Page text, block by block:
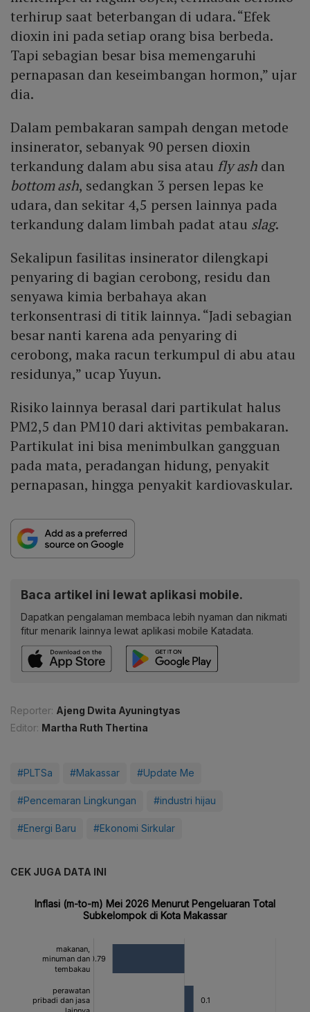
terhirup saat beterbangan di udara. “Efek
dioxin ini pada setiap orang bisa berbeda.
Tapi sebagian besar bisa memengaruhi
pernapasan dan keseimbangan hormon,” ujar
dia.
Dalam pembakaran sampah dengan metode
insinerator, sebanyak 90 persen dioxin
terkandung dalam abu sisa atau fly ash dan
bottom ash, sedangkan 3 persen lepas ke
udara, dan sekitar 4,5 persen lainnya pada
terkandung dalam limbah padat atau slag.
Sekalipun fasilitas insinerator dilengkapi
penyaring di bagian cerobong, residu dan
senyawa kimia berbahaya akan
terkonsentrasi di titik lainnya. “Jadi sebagian
besar nanti karena ada penyaring di
cerobong, maka racun terkumpul di abu atau
residunya,” ucap Yuyun.
Risiko lainnya berasal dari partikulat halus
PM2,5 dan PM10 dari aktivitas pembakaran.
Partikulat ini bisa menimbulkan gangguan
pada mata, peradangan hidung, penyakit
pernapasan, hingga penyakit kardiovaskular.
Baca artikel ini lewat aplikasi mobile.
Dapatkan pengalaman membaca lebih nyaman dan nikmati
fitur menarik lainnya lewat aplikasi mobile Katadata.
Reporter: Ajeng Dwita Ayuningtyas
Editor: Martha Ruth Thertina
#PLTSa #Makassar #Update Me
#Pencemaran Lingkungan #industri hijau
#Energi Baru #Ekonomi Sirkular
CEK JUGA DATA INI